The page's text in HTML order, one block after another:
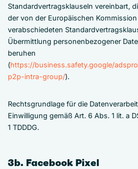
Standardvertragsklauseln vereinbart,
der von der Europäischen
verabschiedeten
Übermittlung personenbezogener
beruhen
(https://business.safety.google/
p2p-intra-group/).
Rechtsgrundlage für die
Einwilligung gemäß Art. 6 Abs. 1 lit. a
1 TDDDG.
3b. Facebook Pixel